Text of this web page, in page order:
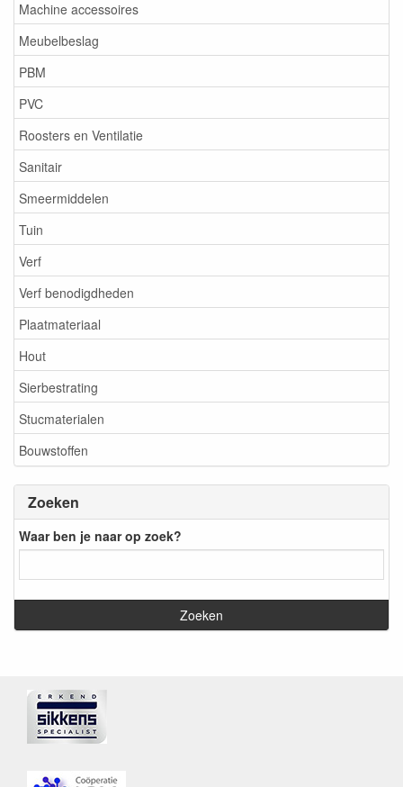
Machine accessoires
Meubelbeslag
PBM
PVC
Roosters en Ventilatie
Sanitair
Smeermiddelen
Tuin
Verf
Verf benodigdheden
Plaatmateriaal
Hout
Sierbestrating
Stucmaterialen
Bouwstoffen
Zoeken
Waar ben je naar op zoek?